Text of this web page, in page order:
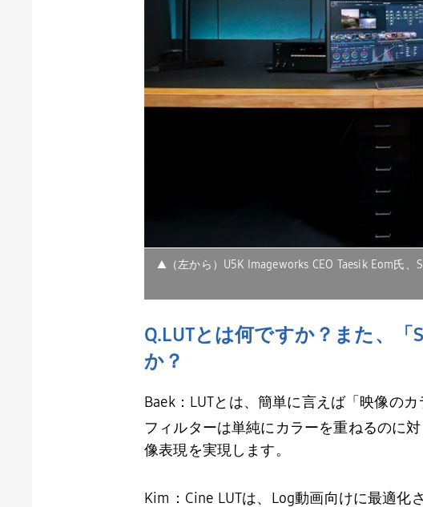
▲（左から）U5K Imageworks CEO Taesik Eom氏
Q.LUTとは何ですか？また、「
か？
Baek： LUTとは、簡単に言えば「映像の
フィルターは単純にカラーを重ねるのに対
像表現を実現します。
Kim： Cine LUTは、 Log動画向けに最適化